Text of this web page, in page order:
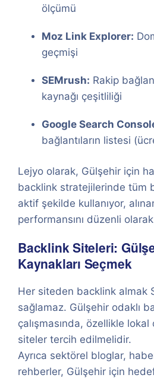
ölçümü
Moz Link Explorer:
geçmişi
SEMrush: Rakip
kaynağı çeşitliliği
Google Search
bağlantıların listesi
Lejyo olarak, Gülşehir için
backlink stratejilerinde tüm
aktif şekilde kullanıyor,
performansını düzenli
Backlink Siteleri:
Kaynakları Seçmek
Her siteden backlink almak
sağlamaz. Gülşehir odaklı
çalışmasında, özellikle
siteler tercih edilmelidir.
Ayrıca sektörel bloglar,
rehberler, Gülşehir için